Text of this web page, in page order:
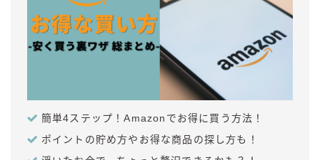
簡単4ステップ！Amazonでお得に買う方法！
ポイントの貯め方やお得な商品の探し方も！